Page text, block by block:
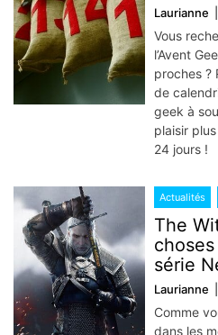
Laurianne
Vous
l’Avent
proches ?
de
geek à
plaisir
24 jours !
Actualités
The
série
Laurianne
Comme
dans les